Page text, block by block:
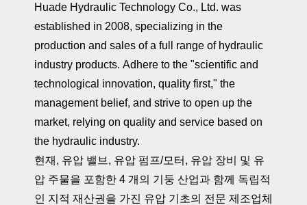
Huade Hydraulic Technology Co., Ltd. was
established in 2008, specializing in the
production and sales of a full range of hydraulic
industry products. Adhere to the "scientific and
technological innovation, quality first," the
management belief, and strive to open up the
market, relying on quality and service based on
the hydraulic industry.
현재, 유압 밸브, 유압 펌프/모터, 유압 장비 및 유
압 주물을 포함한 4 개의 기둥 산업과 함께 독립적
인 지적 재산권을 가진 유압 기초의 전문 제조업체